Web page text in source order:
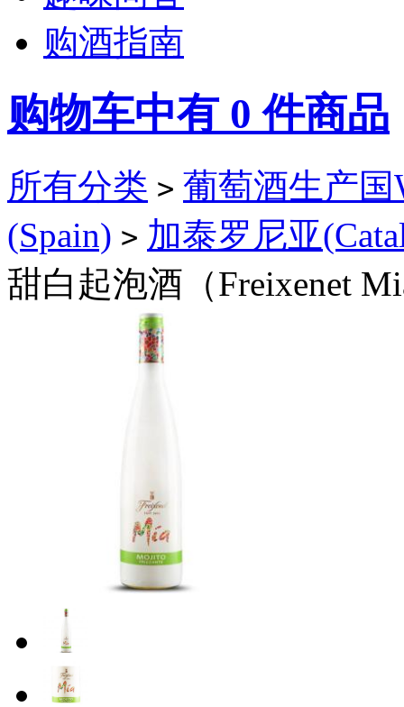
购酒指南
购物车中有 0 件商品
所有分类 > 葡萄酒生产国
(Spain) > 加泰罗尼亚
甜白起泡酒（Freixenet